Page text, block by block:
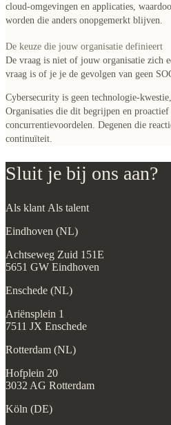
cloud-omgevingen en applicaties,
worden die anders onopgemerkt blijven.
De keuze die jouw organisatie definieert
De vraag is niet of jouw organisatie zich
vraag is of je je de gevolgen van geen
Cybersecurity is geen technologie-
Organisaties die dit begrijpen en proactief
concurrentievoordelen. Degenen die
continuïteit.
Sluit je bij ons aan?
Als klant Als talent
Eindhoven (NL)
Achtseweg Zuid 151E
5651 GW Eindhoven
Enschede (NL)
Ariënsplein 1
7511 JX Enschede
Rotterdam (NL)
Hofplein 20
3032 AG Rotterdam
Köln (DE)